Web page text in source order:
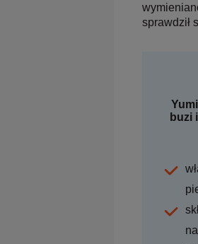
sprawdził
buzi